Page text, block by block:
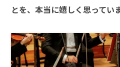
とを、本当に嬉しく思ってい